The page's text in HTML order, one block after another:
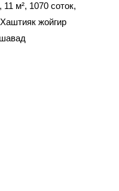
м², 1070 соток,
жойгир